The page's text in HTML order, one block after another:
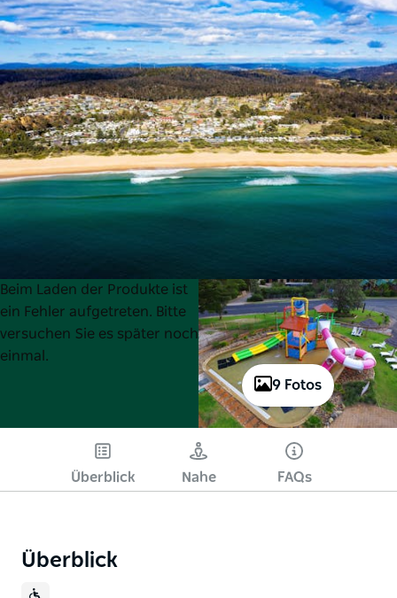
9 Fotos
Product
List
Product
List
Beim Laden der Produkte ist
ein Fehler aufgetreten. Bitte
versuchen Sie es später noch
einmal.
Überblick Nahe FAQs
Überblick